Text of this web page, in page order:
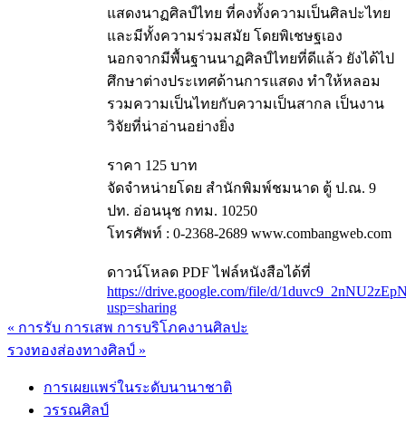
แสดงนาฏศิลป์ไทย ที่คงทั้งความเป็นศิลปะไทย
และมีทั้งความร่วมสมัย โดยพิเชษฐเอง
นอกจากมีพื้นฐานนาฏศิลป์ไทยที่ดีแล้ว ยังได้ไป
ศึกษาต่างประเทศด้านการแสดง ทำให้หลอม
รวมความเป็นไทยกับความเป็นสากล เป็นงาน
วิจัยที่น่าอ่านอย่างยิ่ง
ราคา 125 บาท
จัดจำหน่ายโดย สำนักพิมพ์ชมนาด ตู้ ป.ณ. 9
ปท. อ่อนนุช กทม. 10250
โทรศัพท์ : 0-2368-2689 www.combangweb.com
ดาวน์โหลด PDF ไฟล์หนังสือได้ที่
https://drive.google.com/file/d/
usp=sharing
แนะแนว
« การรับ การเสพ การบริโภคงานศิลปะ
รวงทองส่องทางศิลป์ »
การเผยแพร่ในระดับนานาชาติ
วรรณศิลป์